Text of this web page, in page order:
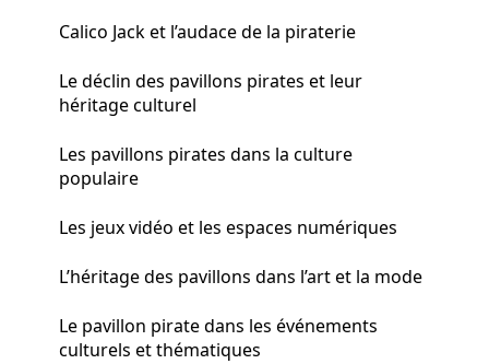
Calico Jack et l’audace de la piraterie
Le déclin des pavillons pirates et leur
héritage culturel
Les pavillons pirates dans la culture
populaire
Les jeux vidéo et les espaces numériques
L’héritage des pavillons dans l’art et la mode
Le pavillon pirate dans les événements
culturels et thématiques